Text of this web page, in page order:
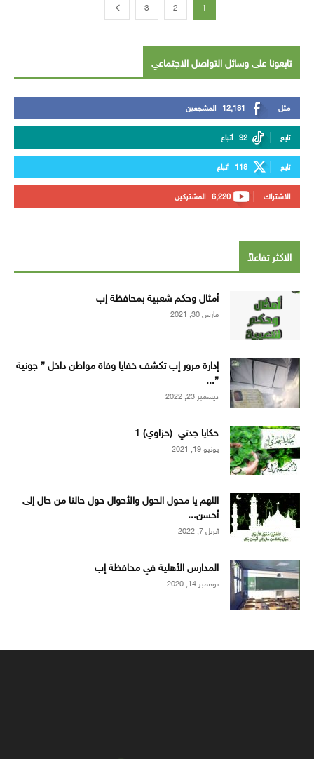
1
2
3
تابعونا على وسائل التواصل الاجتماعي
12,181 المشجعين مثل
92 أتباع تابع
118 أتباع تابع
6,220 المشتركين الاشتراك
الاكثر تفاعلاً
أمثال وحكم شعبية بمحافظة إب
مارس 30, 2021
إدارة مرور إب تكشف خفايا وفاة مواطن داخل ” جونية
”...
ديسمبر 23, 2022
حكايا جدتي (حزاوي) 1
يونيو 19, 2021
اللهم يا محول الحول والأحوال حول حالنا من حال إلى
أحسن...
أبريل 7, 2022
المدارس الأهلية في محافظة إب
نوفمبر 14, 2020